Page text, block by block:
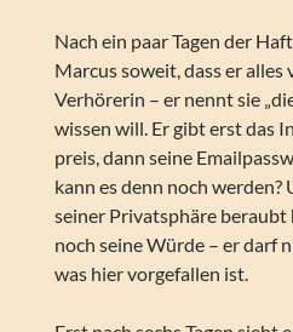
Nach ein paar Tagen der
Marcus soweit, dass er alles
Verhörerin – er nennt sie
wissen will. Er gibt erst das
preis, dann seine
kann es denn noch werden?
seiner Privatsphäre beraubt
noch seine Würde – er darf
was hier vorgefallen ist.